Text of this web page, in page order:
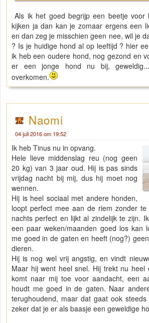
Als ik het goed begrijp een beetje
kijken ja dan kan je zomaar ergens een
en dan zeg je misschien geen nee, wil je
? Is je huidige hond al op leeftijd ? hier
ik heb een oudere hond, nog gezond en
er een jonge hond nu bij,
overkomen.
Naomi
04 juli 2016 om 19:52
Ik heb Tinus nu in opvang.
Hele lieve middenslag reu (nog geen
20 kg) van 3 jaar oud. Hij is pas sinds
vrijdag nacht bij mij, dus hij moet nog
wennen.
Hij is heel sociaal met andere honden,
loopt perfect mee aan de riem zonder
nachts perfect en lijkt al zindelijk te zijn.
een paar weken/maanden goed los kan
me goed in de gaten en heeft (nog?)
dieren.
Hij is nog wel vrij angstig, en vindt
Maar hij went heel snel. Hij trekt nu heel
komt naar mij toe voor aandacht, een
houdt me goed in de gaten. Naar
terughoudend, maar dat gaat ook
zeker dat je er als baasje een geweldige